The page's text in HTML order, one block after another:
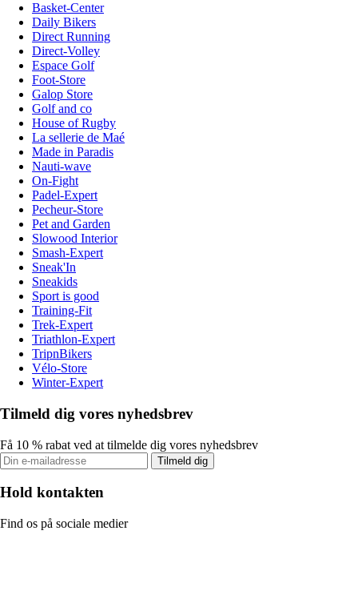
Basket-Center
Daily Bikers
Direct Running
Direct-Volley
Espace Golf
Foot-Store
Galop Store
Golf and co
House of Rugby
La sellerie de Maé
Made in Paradis
Nauti-wave
On-Fight
Padel-Expert
Pecheur-Store
Pet and Garden
Slowood Interior
Smash-Expert
Sneak'In
Sneakids
Sport is good
Training-Fit
Trek-Expert
Triathlon-Expert
TripnBikers
Vélo-Store
Winter-Expert
Tilmeld dig vores nyhedsbrev
Få 10 % rabat ved at tilmelde dig vores nyhedsbrev
Tilmeld dig
Hold kontakten
Find os på sociale medier